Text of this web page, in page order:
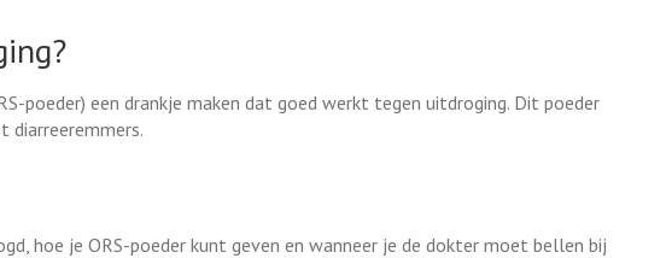
poeder) een drankje maken dat goed werkt tegen uitdroging. Dit poeder
diarreeremmers.
hoe je ORS-poeder kunt geven en wanneer je de dokter moet bellen bij